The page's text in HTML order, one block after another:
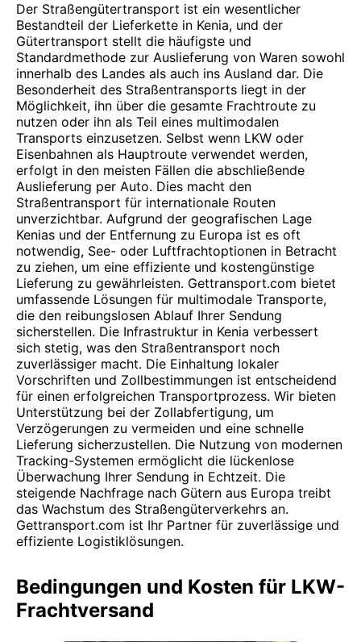
Der Straßengütertransport ist ein wesentlicher
Bestandteil der Lieferkette in Kenia, und der
Gütertransport stellt die häufigste und
Standardmethode zur Auslieferung von Waren sowohl
innerhalb des Landes als auch ins Ausland dar. Die
Besonderheit des Straßentransports liegt in der
Möglichkeit, ihn über die gesamte Frachtroute zu
nutzen oder ihn als Teil eines multimodalen
Transports einzusetzen. Selbst wenn LKW oder
Eisenbahnen als Hauptroute verwendet werden,
erfolgt in den meisten Fällen die abschließende
Auslieferung per Auto. Dies macht den
Straßentransport für internationale Routen
unverzichtbar. Aufgrund der geografischen Lage
Kenias und der Entfernung zu Europa ist es oft
notwendig, See- oder Luftfrachtoptionen in Betracht
zu ziehen, um eine effiziente und kostengünstige
Lieferung zu gewährleisten. Gettransport.com bietet
umfassende Lösungen für multimodale Transporte,
die den reibungslosen Ablauf Ihrer Sendung
sicherstellen. Die Infrastruktur in Kenia verbessert
sich stetig, was den Straßentransport noch
zuverlässiger macht. Die Einhaltung lokaler
Vorschriften und Zollbestimmungen ist entscheidend
für einen erfolgreichen Transportprozess. Wir bieten
Unterstützung bei der Zollabfertigung, um
Verzögerungen zu vermeiden und eine schnelle
Lieferung sicherzustellen. Die Nutzung von modernen
Tracking-Systemen ermöglicht die lückenlose
Überwachung Ihrer Sendung in Echtzeit. Die
steigende Nachfrage nach Gütern aus Europa treibt
das Wachstum des Straßengüterverkehrs an.
Gettransport.com ist Ihr Partner für zuverlässige und
effiziente Logistiklösungen.
Bedingungen und Kosten für LKW-
Frachtversand